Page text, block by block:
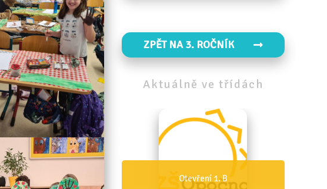
ZPĚT NA 3. ROČNÍK
Aktuálně ve třídách
Otevření 1. B Otevření 1. A